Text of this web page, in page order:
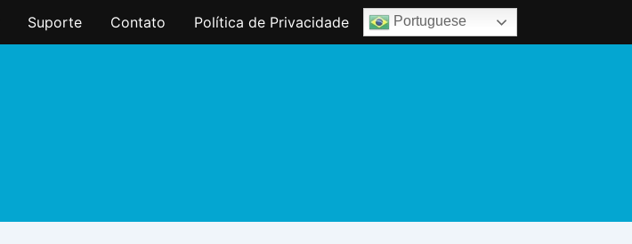
Suporte Contato Política de Privacidade Portuguese